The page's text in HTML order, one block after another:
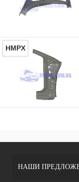
HMPX
НАШИ